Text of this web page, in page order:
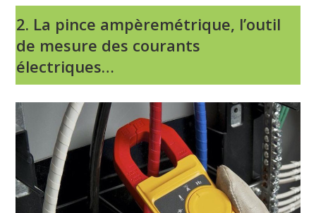
2. La pince ampèremétrique, l’outil
de mesure des courants
électriques…